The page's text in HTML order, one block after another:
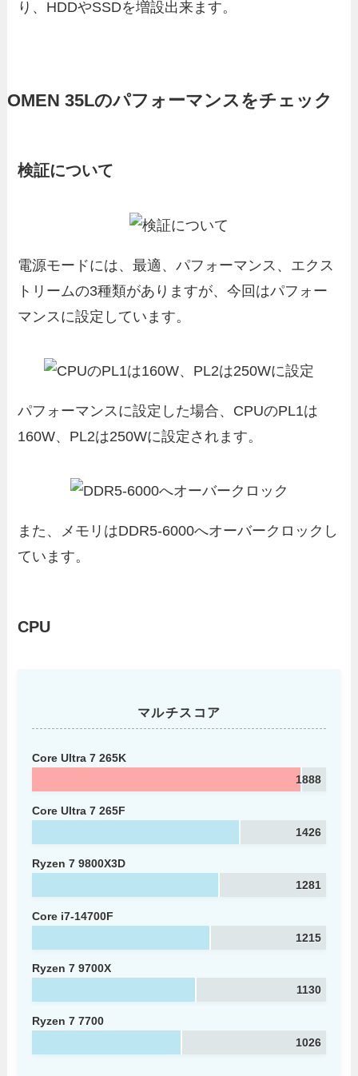
り、HDDやSSDを増設出来ます。
OMEN 35Lのパフォーマンスをチェック
検証について
電源モードには、最適、パフォーマンス、エクス
トリームの3種類がありますが、今回はパフォー
マンスに設定しています。
パフォーマンスに設定した場合、CPUのPL1は
160W、PL2は250Wに設定されます。
また、メモリはDDR5-6000へオーバークロックし
ています。
CPU
マルチスコア
Core Ultra 7 265K
1888
Core Ultra 7 265F
1426
Ryzen 7 9800X3D
1281
Core i7-14700F
1215
Ryzen 7 9700X
1130
Ryzen 7 7700
1026